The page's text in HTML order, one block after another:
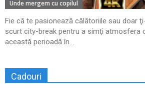
Unde mergem cu copilul
Fie că te pasionează călătoriile sau doar
scurt city-break pentru a simţi atmosfera
această perioadă în...
Cadouri